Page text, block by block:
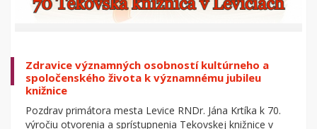
Zdravice významných osobností kultúrneho a
spoločenského života k významnému jubileu
knižnice
Pozdrav primátora mesta Levice RNDr. Jána Krtíka k 70.
výročiu otvorenia a sprístupnenia Tekovskej knižnice v